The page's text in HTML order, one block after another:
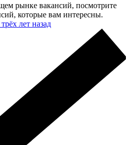
рынке вакансий, посмотрите
которые вам интересны.
лет назад